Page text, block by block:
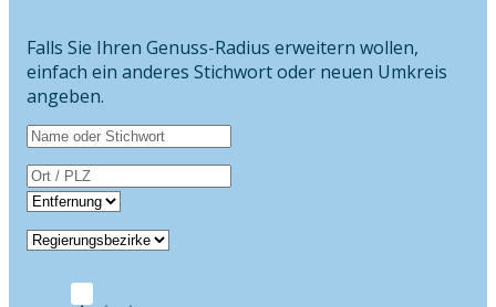
Falls Sie Ihren Genuss-Radius erweitern wollen,
einfach ein anderes Stichwort oder neuen Umkreis
angeben.